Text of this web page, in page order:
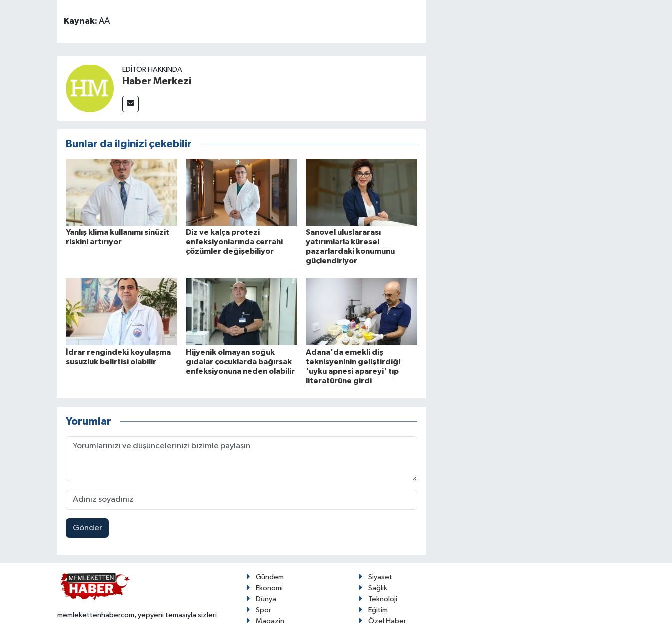
Kaynak: AA
EDITÖR HAKKINDA
Haber Merkezi
Bunlar da ilginizi çekebilir
Yanlış klima kullanımı sinüzit
riskini artırıyor
Diz ve kalça protezi
enfeksiyonlarında cerrahi
çözümler değişebiliyor
Sanovel uluslararası
yatırımlarla küresel
pazarlardaki konumunu
güçlendiriyor
İdrar rengindeki koyulaşma
susuzluk belirtisi olabilir
Hijyenik olmayan soğuk
gıdalar çocuklarda bağırsak
enfeksiyonuna neden olabilir
Adana'da emekli diş
teknisyeninin geliştirdiği
'uyku apnesi apareyi' tıp
literatürüne girdi
Yorumlar
Gönder
memlekettenhabercom, yepyeni temasıyla sizleri
Gündem
Siyaset
Ekonomi
Sağlık
Dünya
Teknoloji
Spor
Eğitim
Magazin
Özel Haber